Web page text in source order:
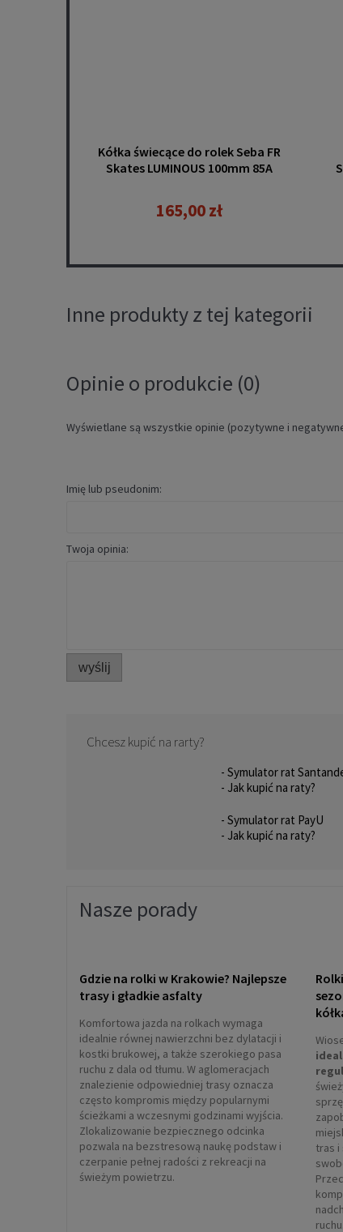
Kółka świecące do rolek Seba FR
Skates LUMINOUS 100mm 85A
165,00 zł
Inne produkty z tej kategorii
Opinie o produkcie (0)
Wyświetlane są wszystkie opinie (pozytywne i
Imię lub pseudonim:
Twoja opinia:
wyślij
Chcesz kupić na rarty?
- Symulator rat
- Jak kupić na raty?
- Symulator rat PayU
- Jak kupić na raty?
Nasze porady
Gdzie na rolki w Krakowie? Najlepsze
trasy i gładkie asfalty
Komfortowa jazda na rolkach wymaga
idealnie równej nawierzchni bez dylatacji i
kostki brukowej, a także szerokiego pasa
ruchu z dala od tłumu. W aglomeracjach
znalezienie odpowiedniej trasy oznacza
często kompromis między popularnymi
ścieżkami a wczesnymi godzinami wyjścia.
Zlokalizowanie bezpiecznego odcinka
pozwala na bezstresową naukę podstaw i
czerpanie pełnej radości z rekreacji na
świeżym powietrzu.
tras i
ruchu.